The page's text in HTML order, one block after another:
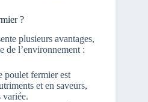
?
plusieurs avantages,
de l’environnement :
poulet fermier est
et en saveurs,
variée.